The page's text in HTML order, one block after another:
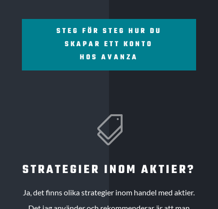
STEG FÖR STEG HUR DU
SKAPAR ETT KONTO
HOS AVANZA

STRATEGIER INOM AKTIER?
Ja, det finns olika strategier inom handel med aktier.